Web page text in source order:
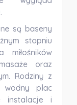
są baseny
stopniu
oraz
Rodziny z
wodny plac
instalacje i